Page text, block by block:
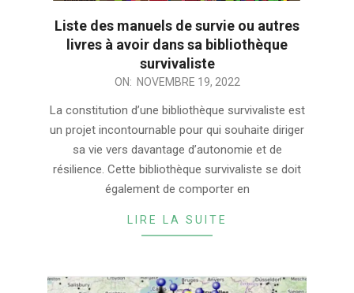
Liste des manuels de survie ou autres
livres à avoir dans sa bibliothèque
survivaliste
ON: NOVEMBRE 19, 2022
La constitution d’une bibliothèque survivaliste est
un projet incontournable pour qui souhaite diriger
sa vie vers davantage d’autonomie et de
résilience. Cette bibliothèque survivaliste se doit
également de comporter en
LIRE LA SUITE